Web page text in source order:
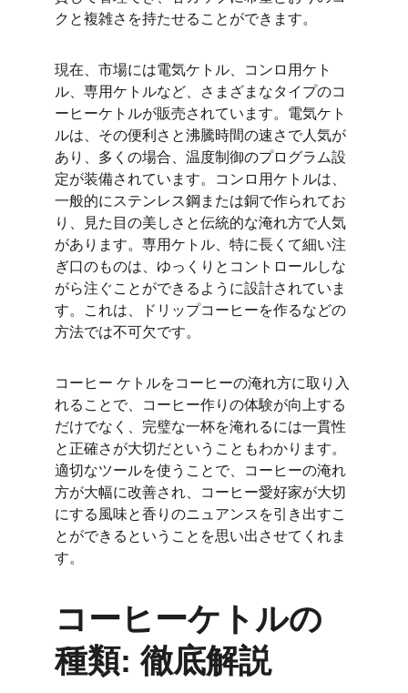
クと複雑さを持たせることができます。
現在、市場には電気ケトル、コンロ用ケト
ル、専用ケトルなど、さまざまなタイプのコ
ーヒーケトルが販売されています。電気ケト
ルは、その便利さと沸騰時間の速さで人気が
あり、多くの場合、温度制御のプログラム設
定が装備されています。コンロ用ケトルは、
一般的にステンレス鋼または銅で作られてお
り、見た目の美しさと伝統的な淹れ方で人気
があります。専用ケトル、特に長くて細い注
ぎ口のものは、ゆっくりとコントロールしな
がら注ぐことができるように設計されていま
す。これは、ドリップコーヒーを作るなどの
方法では不可欠です。
コーヒー ケトルをコーヒーの淹れ方に取り入
れることで、コーヒー作りの体験が向上する
だけでなく、完璧な一杯を淹れるには一貫性
と正確さが大切だということもわかります。
適切なツールを使うことで、コーヒーの淹れ
方が大幅に改善され、コーヒー愛好家が大切
にする風味と香りのニュアンスを引き出すこ
とができるということを思い出させてくれま
す。
コーヒーケトルの
種類: 徹底解説